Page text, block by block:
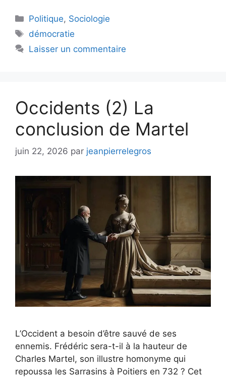
Catégories
Politique, Sociologie
Étiquettes
démocratie
Laisser un commentaire
Occidents (2) La
conclusion de Martel
juin 22, 2026 par jeanpierrelegros
L’Occident a besoin d’être sauvé de ses
ennemis. Frédéric sera-t-il à la hauteur de
Charles Martel, son illustre homonyme qui
repoussa les Sarrasins à Poitiers en 732 ? Cet